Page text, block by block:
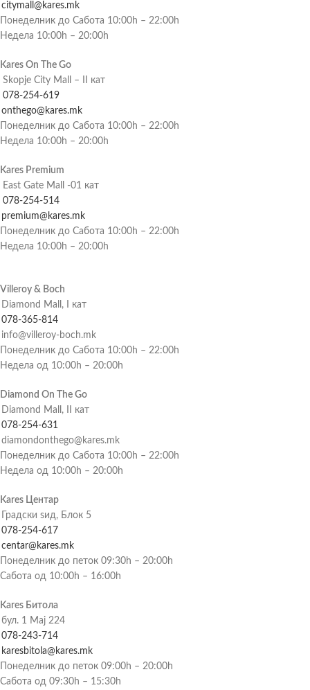
citymall@kares.mk
Понеделник до Сабота 10:00h – 22:00h
Недела 10:00h – 20:00h
Kares On The Go
Skopje City Mall – II кат
078-254-619
onthego@kares.mk
Понеделник до Сабота 10:00h – 22:00h
Недела 10:00h – 20:00h
Kares Premium
East Gate Mall -01 кат
078-254-514
premium@kares.mk
Понеделник до Сабота 10:00h – 22:00h
Недела 10:00h – 20:00h
Villeroy & Boch
Diamond Mall, I кат
078-365-814
info@villeroy-boch.mk
Понеделник до Сабота 10:00h – 22:00h
Недела од 10:00h – 20:00h
Diamond On The Go
Diamond Mall, II кат
078-254-631
diamondonthego@kares.mk
Понеделник до Сабота 10:00h – 22:00h
Недела од 10:00h – 20:00h
Kares Центар
Градски ѕид, Блок 5
078-254-617
centar@kares.mk
Понеделник до петок 09:30h – 20:00h
Сабота од 10:00h – 16:00h
Kares Битола
бул. 1 Мај 224
078-243-714
karesbitola@kares.mk
Понеделник до петок 09:00h – 20:00h
Сабота од 09:30h – 15:30h